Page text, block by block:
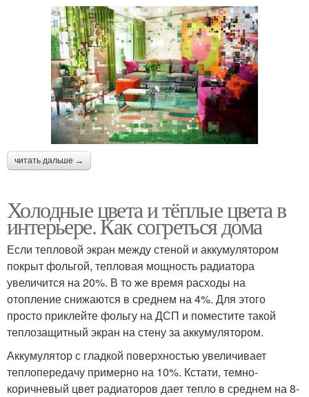
читать дальше →
Холодные цвета и тёплые цвета в
интерьере. Как согреться дома
Если тепловой экран между стеной и аккумулятором
покрыт фольгой, тепловая мощность радиатора
увеличится на 20%. В то же время расходы на
отопление снижаются в среднем на 4%. Для этого
просто приклейте фольгу на ДСП и поместите такой
теплозащитный экран на стену за аккумулятором.
Аккумулятор с гладкой поверхностью увеличивает
теплопередачу примерно на 10%. Кстати, темно-
коричневый цвет радиаторов дает тепло в среднем на 8-